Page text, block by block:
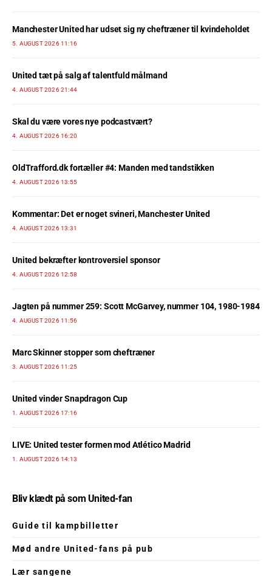
Manchester United har udset sig ny cheftræner til kvindeholdet
5. AUGUST 2026 11:16
United tæt på salg af talentfuld målmand
4. AUGUST 2026 21:44
Skal du være vores nye podcastvært?
4. AUGUST 2026 16:20
OldTrafford.dk fortæller #4: Manden med tandstikken
4. AUGUST 2026 13:55
Kommentar: Det er noget svineri, Manchester United
4. AUGUST 2026 13:31
United bekræfter kontroversiel sponsor
4. AUGUST 2026 12:58
Jagten på nummer 259: Scott McGarvey, nummer 104, 1980-1984
4. AUGUST 2026 11:56
Marc Skinner stopper som cheftræner
3. AUGUST 2026 11:25
United vinder Snapdragon Cup
1. AUGUST 2026 17:16
LIVE: United tester formen mod Atlético Madrid
1. AUGUST 2026 14:13
Bliv klædt på som United-fan
Guide til kampbilletter
Mød andre United-fans på pub
Lær sangene